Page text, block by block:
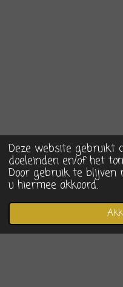
Deze website gebruikt
doeleinden en/of het
Door gebruik te blijven
u hiermee akkoord.